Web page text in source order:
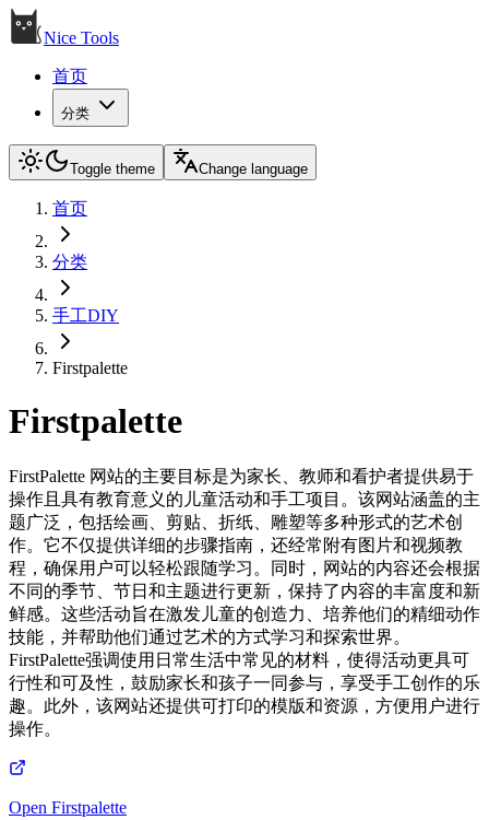
Nice Tools
首页
分类
Toggle theme Change language
首页
分类
手工DIY
Firstpalette
Firstpalette
FirstPalette 网站的主要目标是为家长、教师和看护者提供易于
操作且具有教育意义的儿童活动和手工项目。该网站涵盖的主
题广泛，包括绘画、剪贴、折纸、雕塑等多种形式的艺术创
作。它不仅提供详细的步骤指南，还经常附有图片和视频教
程，确保用户可以轻松跟随学习。同时，网站的内容还会根据
不同的季节、节日和主题进行更新，保持了内容的丰富度和新
鲜感。这些活动旨在激发儿童的创造力、培养他们的精细动作
技能，并帮助他们通过艺术的方式学习和探索世界。
FirstPalette强调使用日常生活中常见的材料，使得活动更具可
行性和可及性，鼓励家长和孩子一同参与，享受手工创作的乐
趣。此外，该网站还提供可打印的模版和资源，方便用户进行
操作。
Open Firstpalette